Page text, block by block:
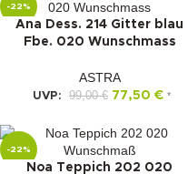
-22%
Ana Dess. 214 Gitter blau
Fbe. 020 Wunschmass
ASTRA
UVP: 99,00€ 77,50 € *
-22%
Noa Teppich 202 020